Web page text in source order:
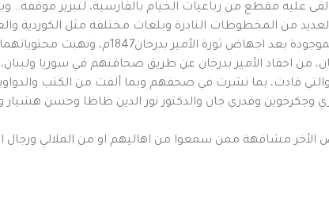
عليه مقطع من رباعيات الخيام بالفارسية، لتبرير
المخطوطات النادرة وبلغات مختلفة مثل الكوردية
ونهبت محتوياتهما الثمينة ونقلت الى استانبول.
من احفاد الأمير بدرخان عن طريق صحافتهم في سوريا ولبنان،
قادت، بما نشرت في صحفهم وبما ألفت من الكتب
وجكرخوين وقدري جان والدكتور نور الدين ظاظا وحسن
الأخر مشافهة ممن سمعوا من اهاليهم او من الملالي ورجال